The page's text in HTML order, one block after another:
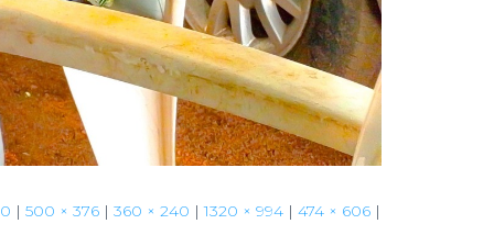
| 500 × 376 | 360 × 240 | 1320 × 994 | 474 × 606 |